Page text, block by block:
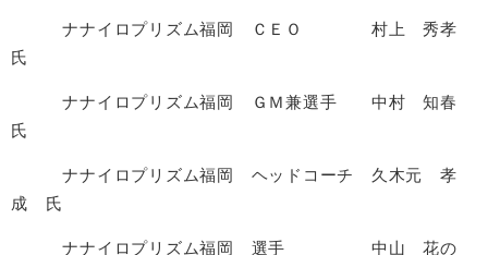
ナナイロプリズム福岡 ＣＥＯ 村上 秀孝
氏
ナナイロプリズム福岡 ＧＭ兼選手 中村 知春
氏
ナナイロプリズム福岡 ヘッドコーチ 久木元 孝
成 氏
ナナイロプリズム福岡 選手 中山 花の